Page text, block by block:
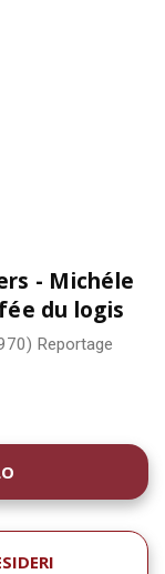
- Michéle
du logis
Reportage